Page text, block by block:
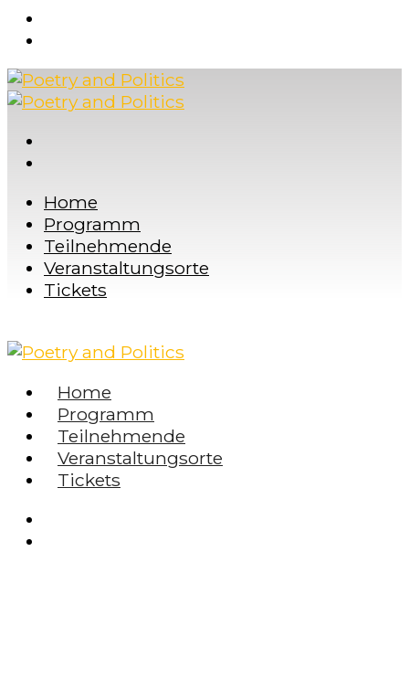
Home
Programm
Teilnehmende
Veranstaltungsorte
Tickets
Home
Programm
Teilnehmende
Veranstaltungsorte
Tickets